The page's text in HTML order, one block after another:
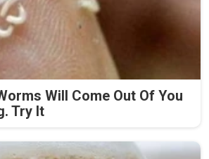
Will Come Out Of You
Try It